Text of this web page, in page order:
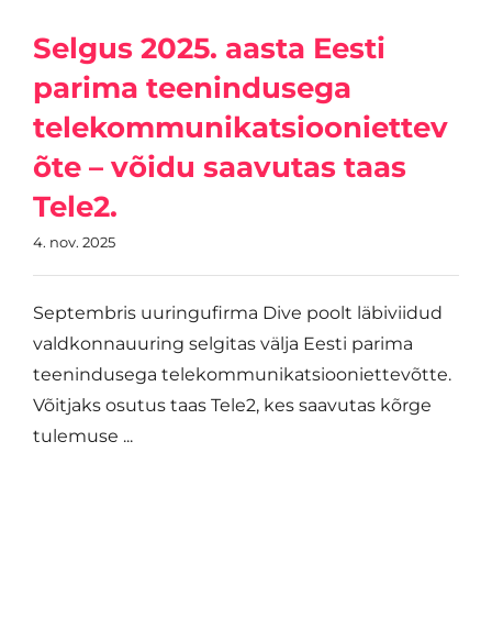
Selgus 2025. aasta Eesti
parima teenindusega
telekommunikatsiooniettev
õte – võidu saavutas taas
Tele2.
4. nov. 2025
Septembris uuringufirma Dive poolt läbiviidud
valdkonnauuring selgitas välja Eesti parima
teenindusega telekommunikatsiooniettevõtte.
Võitjaks osutus taas Tele2, kes saavutas kõrge
tulemuse ...